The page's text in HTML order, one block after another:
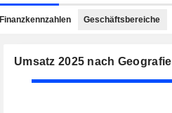
Finanzkennzahlen Geschäftsbereiche
Umsatz 2025 nach Geografie